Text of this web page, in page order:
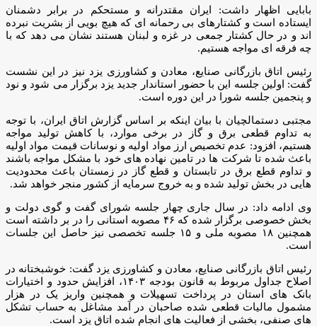
بابایی اظهار داشت: ایران مقتدرانه و مستحکم در برابر دشمنان
ایستاده است و کشتارهای بی رحمانه ای که هیچ بویی از بشریت نبرده
اند و در حال کشتار جمعی در غزه و لبنان هستند نشان می دهد که با
چه فرقه ای مواجه هستیم.
رئیس اتاق بازرگانی صنایع، معادن و کشاورزی یزد نیز در این نشست
گفت: اولین جلسه این با حضور استاندار جدید یزد برگزار می شود و نود
و پنجمین جلسه شورا در این دوره است.
مجتبی دستمالچیان با بیان اینکه بر اساس گزارش اتاق ایران، با توجه
به تداوم قطعی برق و گاز در برخی موارد، با کاهش تولید مواجه
هستیم، افزود: عدم تخصیص ارز مواد اولیه و نوسانات قیمت مواد اولیه
باعث شده تا شرکت ها در تامین نهاده های خود با مشکل مواجه باشند
و تداوم قطع برق در تابستان و قطع گاز در زمستان باعث محدودیت
هایی در بخش تولید شده و به خروج سرمایه از کشور منجر خواهد شد.
وی ادامه داد: در سال جاری چهار جلسه شورای گفت و گوی دولت و
بخش خصوصی برگزار شده که ۴۶ مصوبه استانی را در بر داشته است
همچنین ۱۸ مصوبه ملی و ۱۵ جلسه تخصصی نیز حاصل این جلسات
است.
رئیس اتاق بازرگانی صنایع، معادن و کشاورزی یزد گفت: خوشبختانه در
اصلاح جداول مربوط به قانون بودجه ۱۴۰۳، افزایش حدود و اختیارات
بانک های استان در پرداخت تسهیلات و همچنین واریز یک در هزار
مشمول مالیات قطعی شده صاحبان در آمد مشاغل به حساب تشکل
های صنفی، بخشی از فعالیت های انجام شده اتاق یزد است.